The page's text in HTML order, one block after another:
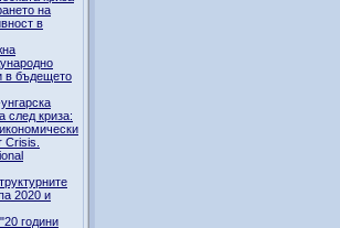
на
в
в бъдещето
след криза:
Crisis.
2020 и
години